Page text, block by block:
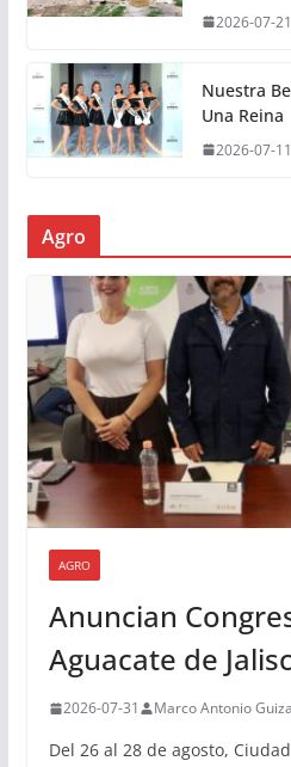
2026-07-21
Nuestra
Una Reina
2026-07-11
Agro
AGRO
Anuncian
Aguacate de
2026-07-31 Marco Antonio
Del 26 al 28 de agosto,